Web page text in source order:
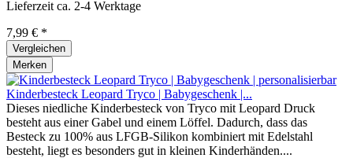
Lieferzeit ca. 2-4 Werktage
7,99 € *
Vergleichen
Merken
Kinderbesteck Leopard Tryco | Babygeschenk |...
Dieses niedliche Kinderbesteck von Tryco mit Leopard Druck
besteht aus einer Gabel und einem Löffel. Dadurch, dass das
Besteck zu 100% aus LFGB-Silikon kombiniert mit Edelstahl
besteht, liegt es besonders gut in kleinen Kinderhänden....